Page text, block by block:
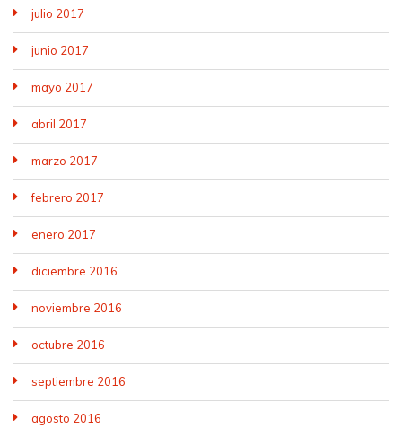
julio 2017
junio 2017
mayo 2017
abril 2017
marzo 2017
febrero 2017
enero 2017
diciembre 2016
noviembre 2016
octubre 2016
septiembre 2016
agosto 2016